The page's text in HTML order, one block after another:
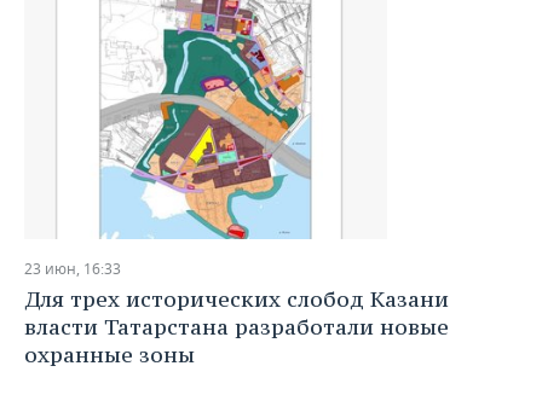
23 июн, 16:33
Для трех исторических слобод Казани
власти Татарстана разработали новые
охранные зоны